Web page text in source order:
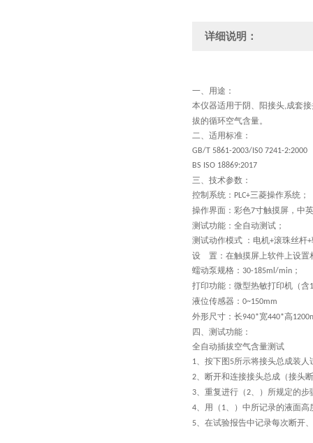
详细说明：
一、 用途：
本仪器适用于阴、阳接头,成套
拔的循环空气含量。
二、 适用标准 ：
GB/T 5861-2003/IS0 7241-2:2000
BS ISO 18869:2017
三、 技术参数：
控制系统： PLC+三菱操作系统；
操作界面： 彩色7寸触摸屏 ， 中
测试功能：全自动测试；
测试动作模式 ：电机+滚珠丝杆+
设 置：在触摸屏上软件上设置
蠕动泵规格： 30-185ml/min ；
打印功能：微型热敏打印机（含1
液位传感器： 0~150mm
外形尺寸：长940*宽440*高
四、 测试功能：
全自动插拔空气含量测试
1、按下图5所示将接头总成装
2、断开和连接接头总成（接头
3、重复进行（2、）所规定的步
4、用（ 1、）中所记录的液面高
5、在试验报告中记录每次断开